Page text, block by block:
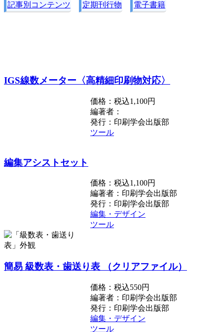
記事別コンテンツ 定期刊行物 電子書籍
IGS線数メーター〈高精細印刷物対応〉
価格：税込1,100円
編著者：
発行：印刷学会出版部
ツール
編集アシストセット
価格：税込1,100円
編著者：印刷学会出版部
発行：印刷学会出版部
編集・デザイン
ツール
簡易 級数表・歯送り表 （クリアファイル）
価格：税込550円
編著者：印刷学会出版部
発行：印刷学会出版部
編集・デザイン
ツール